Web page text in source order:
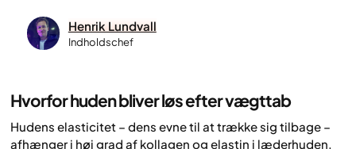
Henrik Lundvall
Indholdschef
Hvorfor huden bliver løs efter vægttab
Hudens elasticitet – dens evne til at trække sig tilbage –
afhænger i høj grad af kollagen og elastin i læderhuden.